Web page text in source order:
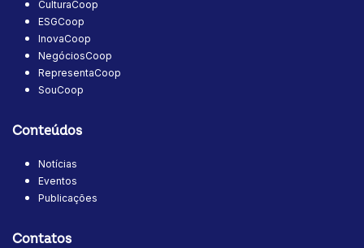
CulturaCoop
ESGCoop
InovaCoop
NegóciosCoop
RepresentaCoop
SouCoop
Conteúdos
Notícias
Eventos
Publicações
Contatos